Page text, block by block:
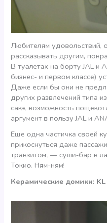
Любителям удовольствий,
рассказывать другим,
В туалетах на борту JAL и
бизнес- и первом классе)
Даже если бы они не
других развлечений типа
сакэ, возможность
аргумент в пользу JAL и
Еще одна частичка своей
прикоснуться даже
транзитом, — суши-бар в
Токио. Ням-ням!
Керамические домики: KL